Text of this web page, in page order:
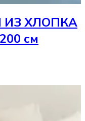
ХЛОПКА
см